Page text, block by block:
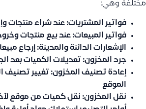
مختلفة وهي:
فواتير المشتريات: عند شراء منتجات
فواتير المبيعات: عند بيع منتجات
الإشعارات الدائنة والمدينة: إرجاع
جرد المخزون: تعديلات الكميات بعد
إعادة تصنيف المخزون: تغيير تصنيف
الموقع
نقل المخزون: نقل كميات من موقع